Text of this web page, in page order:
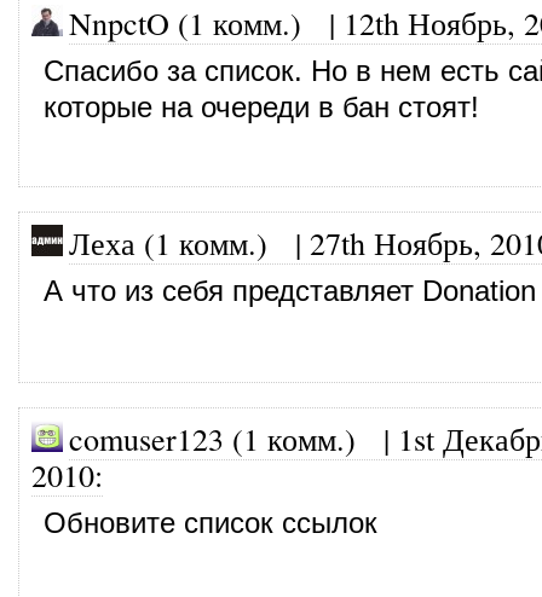
NnpctO (1 комм.) | 12th Ноябрь,
Спасибо за список. Но в нем есть
которые на очереди в бан стоят!
Леха (1 комм.) | 27th Ноябрь,
А что из себя представляет
comuser123 (1 комм.) | 1st
2010:
Обновите список ссылок